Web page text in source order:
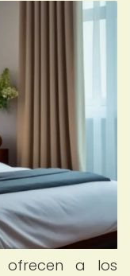
ofrecen a los